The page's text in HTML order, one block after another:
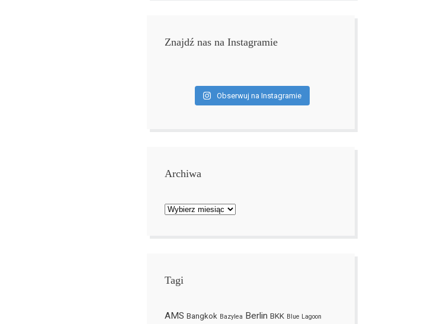
Znajdź nas na Instagramie
Obserwuj na Instagramie
Archiwa
Archiwa
Tagi
AMS Bangkok Bazylea Berlin BKK Blue Lagoon